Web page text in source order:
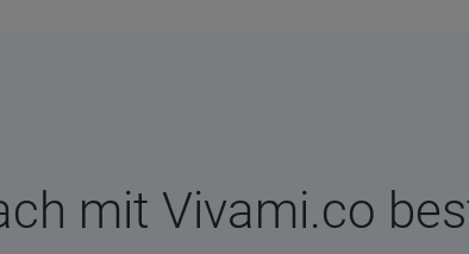
mit Vivami.co